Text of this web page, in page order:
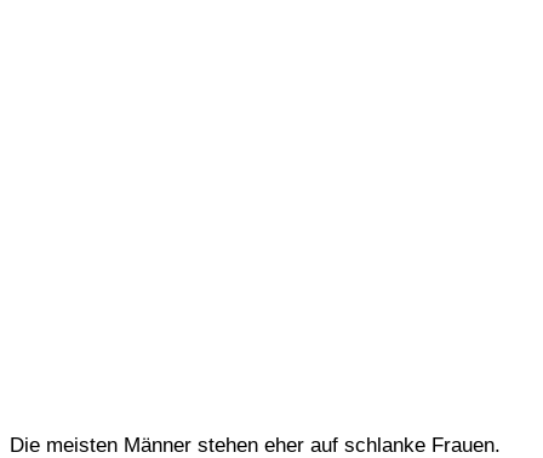
Die meisten Männer stehen eher auf schlanke Frauen.